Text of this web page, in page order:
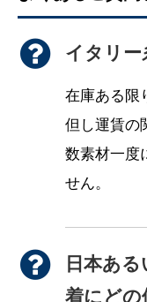
イタリー
在庫ある限
但し運賃の
数素材一度
せん。
日本あ
着にどの